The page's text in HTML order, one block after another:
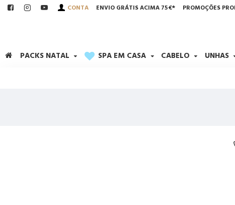
CONTA ENVIO GRÁTIS ACIMA 75€* PROMOÇÕES
PACKS NATAL SPA EM CASA CABELO UNHAS